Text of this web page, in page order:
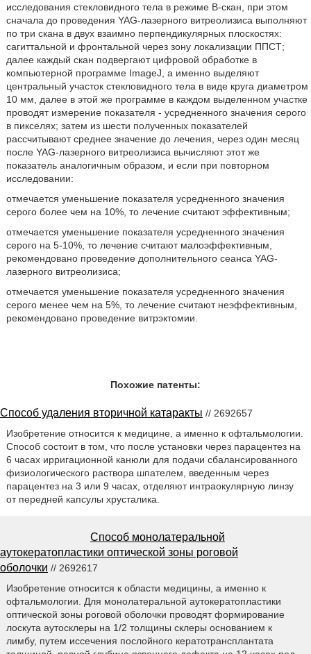
исследования стекловидного тела в режиме В-скан, при этом
сначала до проведения YAG-лазерного витреолизиса выполняют
по три скана в двух взаимно перпендикулярных плоскостях:
сагиттальной и фронтальной через зону локализации ППСТ;
далее каждый скан подвергают цифровой обработке в
компьютерной программе ImageJ, а именно выделяют
центральный участок стекловидного тела в виде круга диаметром
10 мм, далее в этой же программе в каждом выделенном участке
проводят измерение показателя - усредненного значения серого
в пикселях; затем из шести полученных показателей
рассчитывают среднее значение до лечения, через один месяц
после YAG-лазерного витреолизиса вычисляют этот же
показатель аналогичным образом, и если при повторном
исследовании:
отмечается уменьшение показателя усредненного значения
серого более чем на 10%, то лечение считают эффективным;
отмечается уменьшение показателя усредненного значения
серого на 5-10%, то лечение считают малоэффективным,
рекомендовано проведение дополнительного сеанса YAG-
лазерного витреолизиса;
отмечается уменьшение показателя усредненного значения
серого менее чем на 5%, то лечение считают неэффективным,
рекомендовано проведение витрэктомии.
Похожие патенты:
Способ удаления вторичной катаракты // 2692657
Изобретение относится к медицине, а именно к офтальмологии.
Способ состоит в том, что после установки через парацентез на
6 часах ирригационной канюли для подачи сбалансированного
физиологического раствора шпателем, введенным через
парацентез на 3 или 9 часах, отделяют интраокулярную линзу
от передней капсулы хрусталика.
Способ монолатеральной
аутокератопластики оптической зоны роговой
оболочки // 2692617
Изобретение относится к области медицины, а именно к
офтальмологии. Для монолатеральной аутокератопластики
оптической зоны роговой оболочки проводят формирование
лоскута аутосклеры на 1/2 толщины склеры основанием к
лимбу, путем иссечения послойного кератотрансплантата